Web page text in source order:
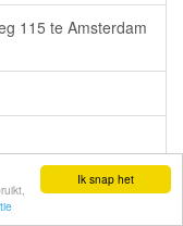
Ik snap het
115 te Amsterdam